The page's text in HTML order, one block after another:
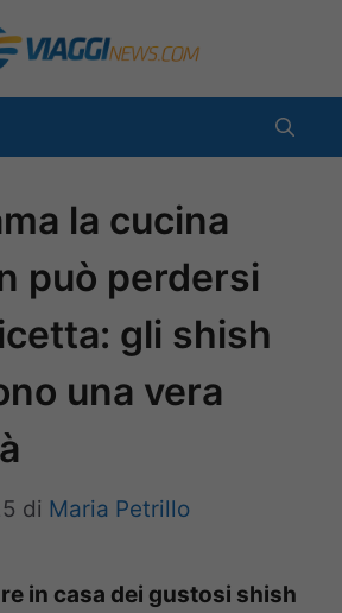
la cucina
può perdersi
gli shish
una vera
di Maria Petrillo
in casa dei gustosi shish